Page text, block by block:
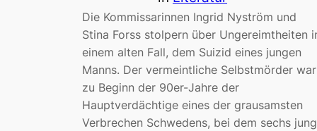
Die Kommissarinnen Ingrid Nyström und
Stina Forss stolpern über Ungereimtheiten
einem alten Fall, dem Suizid eines jungen
Manns. Der vermeintliche Selbstmörder war
zu Beginn der 90er-Jahre der
Hauptverdächtige eines der grausamsten
Verbrechen Schwedens, bei dem sechs